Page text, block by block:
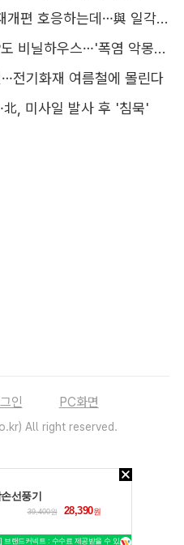
[주간政談<상>] 부동산 세재개편 호응하는데…與 일각의 속내
[르포] 선풍기 하나 없는 39도 비닐하우스…'폭염 악몽' 꾸는 이주노동자
전기화재 여름철에 몰린다
, 미사일 발사 후 '침묵'
인 PC화면
All right reserved.